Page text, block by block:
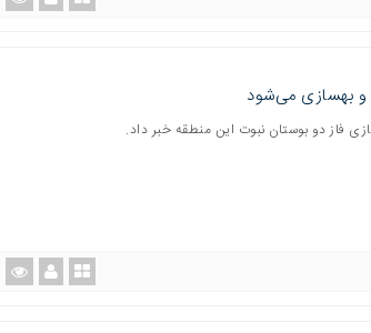
و بهسازی می‌شود
فاز دو بوستان نبوت این منطقه خبر داد.